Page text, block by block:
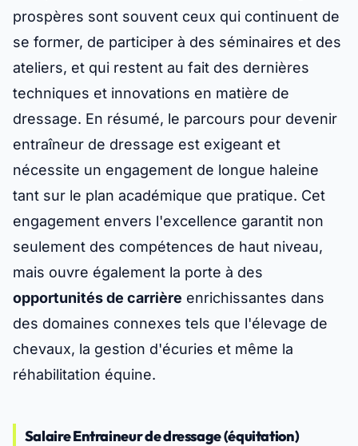
prospères sont souvent ceux qui continuent de
se former, de participer à des séminaires et des
ateliers, et qui restent au fait des dernières
techniques et innovations en matière de
dressage. En résumé, le parcours pour devenir
entraîneur de dressage est exigeant et
nécessite un engagement de longue haleine
tant sur le plan académique que pratique. Cet
engagement envers l'excellence garantit non
seulement des compétences de haut niveau,
mais ouvre également la porte à des
opportunités de carrière enrichissantes dans
des domaines connexes tels que l'élevage de
chevaux, la gestion d'écuries et même la
réhabilitation équine.
Salaire Entraineur de dressage (équitation)